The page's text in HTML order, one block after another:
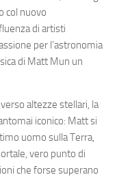
col nuovo
di artisti
per l’astronomia
di Matt Mun un
altezze stellari, la
iconico: Matt si
uomo sulla Terra,
vero punto di
che forse superano